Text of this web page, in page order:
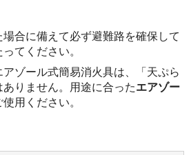
合に備えて必ず避難路を確保して
てください。
アゾール式簡易消火具は、「天ぷら
りません。用途に合ったエアゾー
用ください。